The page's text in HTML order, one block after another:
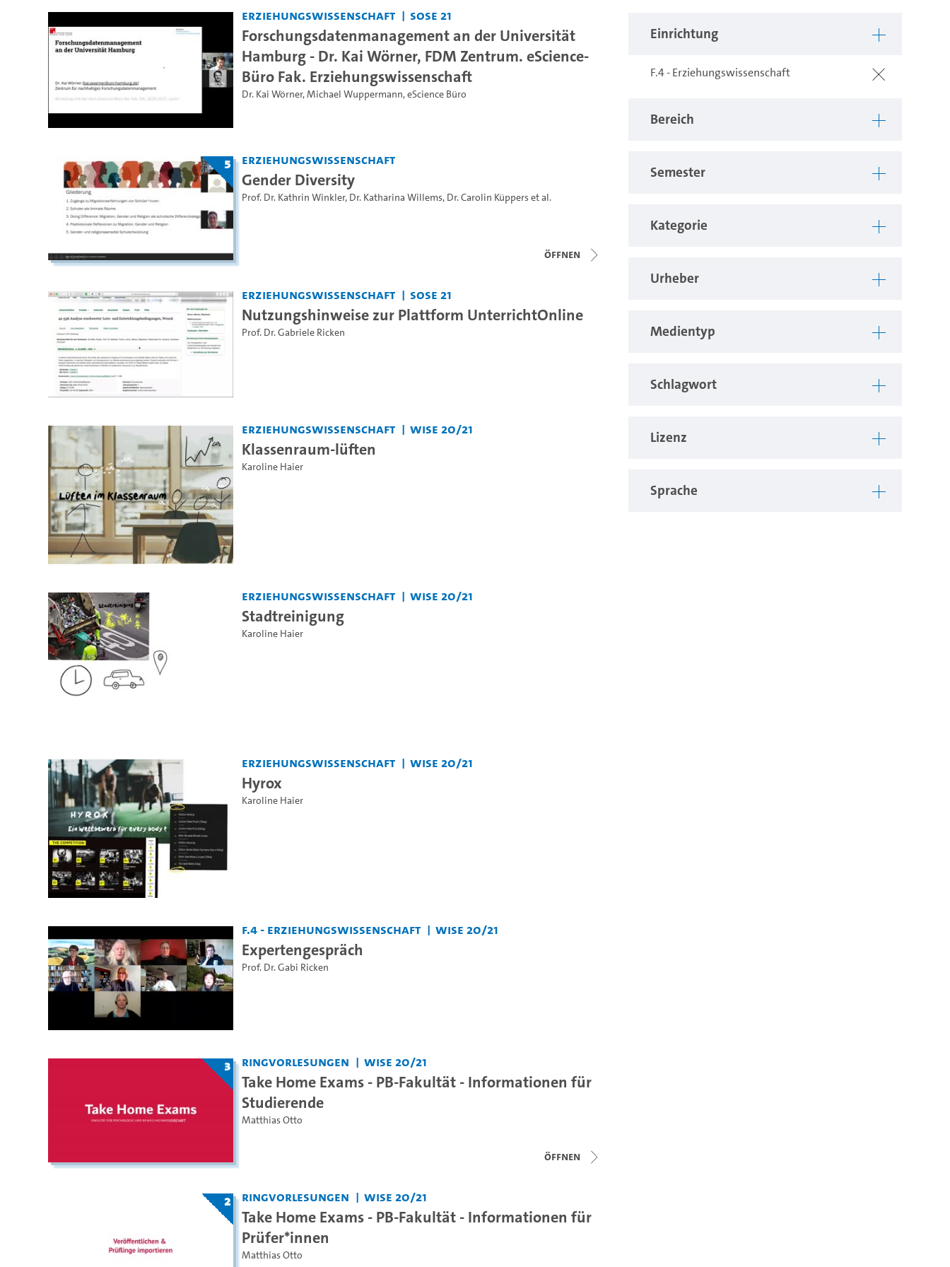
Einrichtung
F.4 - Erziehungswissenschaft
Bereich
Semester
Kategorie
Urheber
Medientyp
Schlagwort
Lizenz
Sprache
Erziehungswissenschaft SoSe 21
Forschungsdatenmanagement an der Universität
Hamburg - Dr. Kai Wörner, FDM Zentrum. eScience-
Büro Fak. Erziehungswissenschaft
Dr. Kai Wörner,Michael Wuppermann,eScience Büro
5 Erziehungswissenschaft
Gender Diversity
Prof. Dr. Kathrin Winkler, Dr. Katharina Willems, Dr. Carolin Küpperset al.
Öffnen
Erziehungswissenschaft SoSe 21
Nutzungshinweise zur Plattform UnterrichtOnline
Prof. Dr. Gabriele Ricken
Erziehungswissenschaft WiSe 20/21
Klassenraum-lüften
Karoline Haier
Erziehungswissenschaft WiSe 20/21
Stadtreinigung
Karoline Haier
Erziehungswissenschaft WiSe 20/21
Hyrox
Karoline Haier
F.4 - Erziehungswissenschaft WiSe 20/21
Expertengespräch
Prof. Dr. Gabi Ricken
3 Ringvorlesungen WiSe 20/21
Take Home Exams - PB-Fakultät - Informationen für
Studierende
Matthias Otto
Öffnen
2 Ringvorlesungen WiSe 20/21
Take Home Exams - PB-Fakultät - Informationen für
Prüfer*innen
Matthias Otto